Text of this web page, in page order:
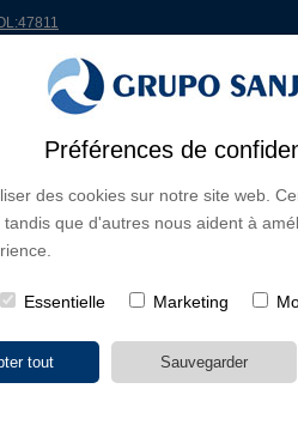
Préférences de
des cookies sur notre site web.
tandis que d'autres nous aident à
Essentielle Marketing
ACTIONNAIRES ET
CONTINENTS TYPE DE